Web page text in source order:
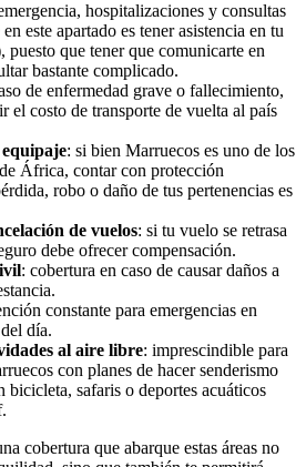
hospitalizaciones y consultas
este apartado es tener asistencia en tu
puesto que tener que comunicarte en
bastante complicado.
de enfermedad grave o fallecimiento,
el costo de transporte de vuelta al país
: si bien Marruecos es uno de los
África, contar con protección
robo o daño de tus pertenencias es
de vuelos: si tu vuelo se retrasa
debe ofrecer compensación.
: cobertura en caso de causar daños a
constante para emergencias en
día.
al aire libre: imprescindible para
con planes de hacer senderismo
bicicleta, safaris o deportes acuáticos
cobertura que abarque estas áreas no